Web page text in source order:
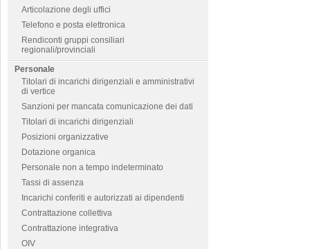
Articolazione degli uffici
Telefono e posta elettronica
Rendiconti gruppi consiliari
regionali/provinciali
Personale
Titolari di incarichi dirigenziali e amministrativi
di vertice
Sanzioni per mancata comunicazione dei dati
Titolari di incarichi dirigenziali
Posizioni organizzative
Dotazione organica
Personale non a tempo indeterminato
Tassi di assenza
Incarichi conferiti e autorizzati ai dipendenti
Contrattazione collettiva
Contrattazione integrativa
OIV